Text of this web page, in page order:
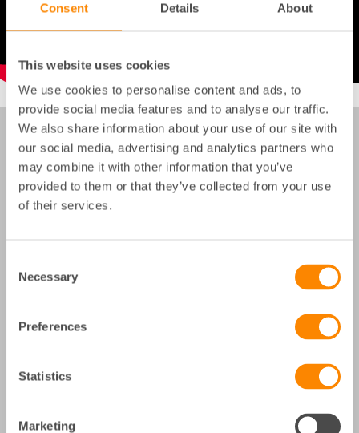
Consent Details About
This website uses cookies
We use cookies to personalise content and ads, to
provide social media features and to analyse our traffic.
We also share information about your use of our site with
our social media, advertising and analytics partners who
may combine it with other information that you’ve
provided to them or that they’ve collected from your use
of their services.
Selection
Necessary
Preferences
Statistics
Marketing
Webbinarium